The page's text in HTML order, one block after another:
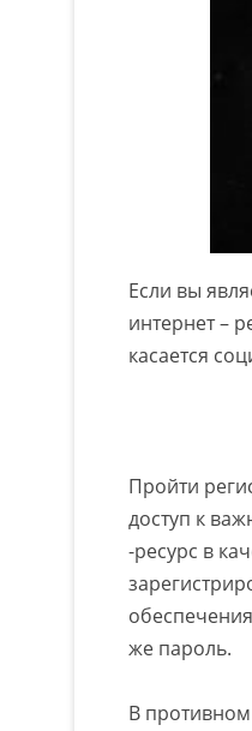
Если вы
интернет –
касается
Пройти
доступ к
-ресурс в
же пароль.
В противном